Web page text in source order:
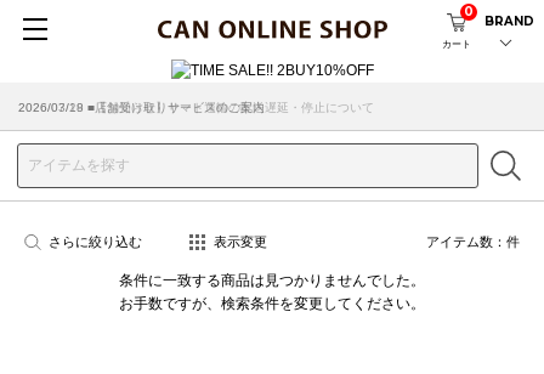
カート
0
BRAND
2026/07/29 ■【お知らせ】ヤマト運輸の配送遅延・停止について
2026/03/18 ■店舗受け取りサービスのご案内
さらに絞り込む 表示変更 アイテム数： 件
条件に一致する商品は見つかりませんでした。
お手数ですが、検索条件を変更してください。